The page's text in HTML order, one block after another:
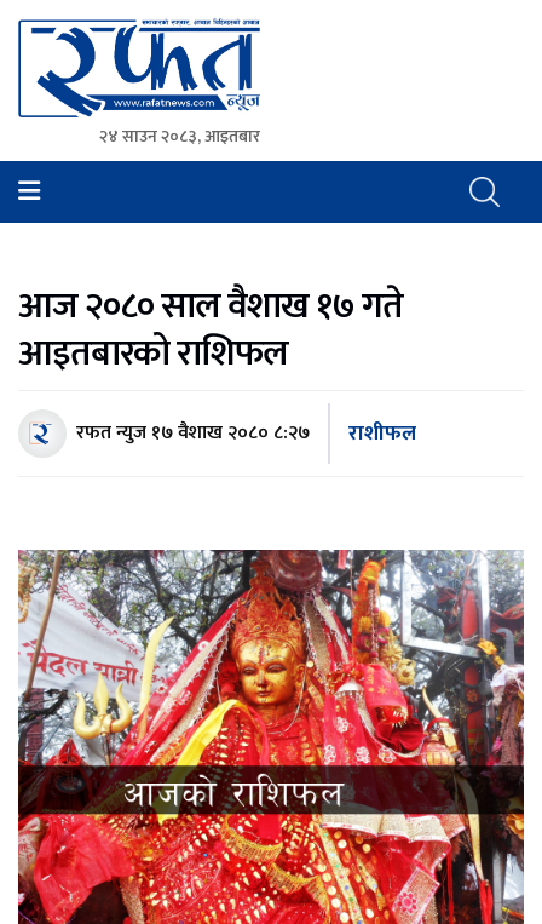
Rafat News
समाचारको रफ्तार, आवाज बिहिनहरुको आवाज
२४ साउन २०८३, आइतबार
आज २०८० साल वैशाख १७ गते
आइतबारको राशिफल
रफत न्युज१७ वैशाख २०८० ८:२७ राशीफल